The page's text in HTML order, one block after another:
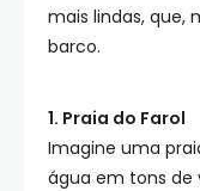
mais lindas, que,
barco.
1. Praia do Farol
Imagine uma
água em tons de